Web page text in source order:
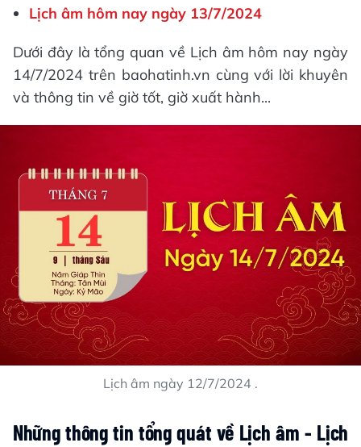
Lịch âm hôm nay ngày 13/7/2024
Dưới đây là tổng quan về Lịch âm hôm nay ngày
14/7/2024 trên baohatinh.vn cùng với lời khuyên
và thông tin về giờ tốt, giờ xuất hành...
Lịch âm ngày 12/7/2024 .
Những thông tin tổng quát về Lịch âm - Lịch